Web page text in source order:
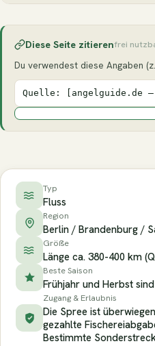
Diese Seite zitierenfrei
Du verwendest diese Angaben
Quelle: [angelguide.de
Typ
Fluss
Region
Berlin / Brandenburg /
Größe
Länge ca. 380-400 km
Beste Saison
Frühjahr und Herbst
Zugang & Erlaubnis
Die Spree ist
gezahlte
Bestimmte